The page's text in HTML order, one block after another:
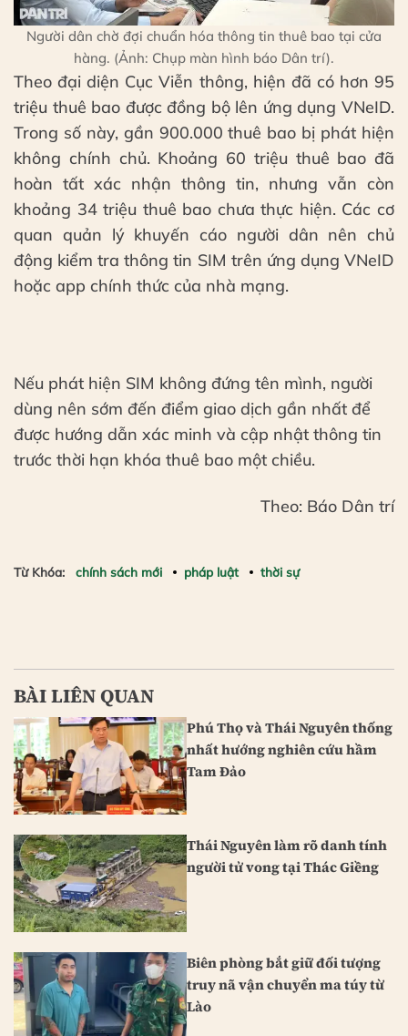
Người dân chờ đợi chuẩn hóa thông tin thuê bao tại cửa
hàng. (Ảnh: Chụp màn hình báo Dân trí).
Theo đại diện Cục Viễn thông, hiện đã có hơn 95
triệu thuê bao được đồng bộ lên ứng dụng VNeID.
Trong số này, gần 900.000 thuê bao bị phát hiện
không chính chủ. Khoảng 60 triệu thuê bao đã
hoàn tất xác nhận thông tin, nhưng vẫn còn
khoảng 34 triệu thuê bao chưa thực hiện. Các cơ
quan quản lý khuyến cáo người dân nên chủ
động kiểm tra thông tin SIM trên ứng dụng VNeID
hoặc app chính thức của nhà mạng.
Nếu phát hiện SIM không đứng tên mình, người
dùng nên sớm đến điểm giao dịch gần nhất để
được hướng dẫn xác minh và cập nhật thông tin
trước thời hạn khóa thuê bao một chiều.
Theo: Báo Dân trí
Từ Khóa: chính sách mới pháp luật thời sự
BÀI LIÊN QUAN
Phú Thọ và Thái Nguyên thống
nhất hướng nghiên cứu hầm
Tam Đảo
Thái Nguyên làm rõ danh tính
người tử vong tại Thác Giềng
Biên phòng bắt giữ đối tượng
truy nã vận chuyển ma túy từ
Lào